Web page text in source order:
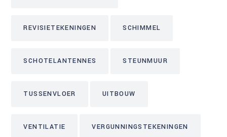
REVISIETEKENINGEN SCHIMMEL
SCHOTELANTENNES STEUNMUUR
TUSSENVLOER UITBOUW
VENTILATIE VERGUNNINGSTEKENINGEN